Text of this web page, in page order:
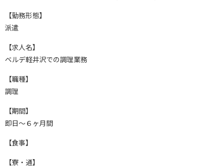
【勤務形態】
派遣
【求人名】
ベルデ軽井沢での調理業務
【職種】
調理
【期間】
即日～６ヶ月間
【食事】
【寮・通】